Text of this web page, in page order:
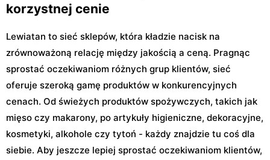
korzystnej cenie
Lewiatan to sieć sklepów, która kładzie nacisk na
zrównoważoną relację między jakością a ceną. Pragnąc
sprostać oczekiwaniom różnych grup klientów, sieć
oferuje szeroką gamę produktów w konkurencyjnych
cenach. Od świeżych produktów spożywczych, takich jak
mięso czy makarony, po artykuły higieniczne, dekoracyjne,
kosmetyki, alkohole czy tytoń - każdy znajdzie tu coś dla
siebie. Aby jeszcze lepiej sprostać oczekiwaniom klientów,